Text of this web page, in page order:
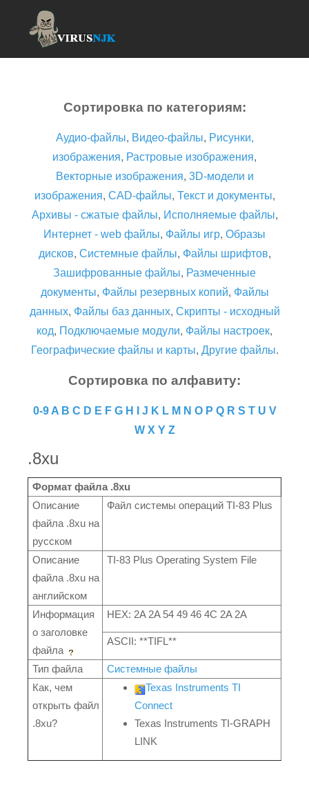
Сортировка по категориям:
Аудио-файлы, Видео-файлы, Рисунки,
изображения, Растровые изображения,
Векторные изображения, 3D-модели и
изображения, CAD-файлы, Текст и документы,
Архивы - сжатые файлы, Исполняемые файлы,
Интернет - web файлы, Файлы игр, Образы
дисков, Системные файлы, Файлы шрифтов,
Зашифрованные файлы, Размеченные
документы, Файлы резервных копий, Файлы
данных, Файлы баз данных, Скрипты - исходный
код, Подключаемые модули, Файлы настроек,
Географические файлы и карты, Другие файлы.
Сортировка по алфавиту:
0-9 A B C D E F G H J K L M N O P Q R S T U V
W X Y Z
.8xu
Формат файла .8xu
Описание
файла .8xu на
русском
Файл системы операций TI-83 Plus
Описание
файла .8xu на
английском
TI-83 Plus Operating System File
Информация
о заголовке
файла
HEX: 2A 2A 54 49 46 4C 2A 2A
ASCII: **TIFL**
Тип файла
Системные файлы
Как, чем
открыть файл
.8xu?
Texas Instruments TI
Connect
Texas Instruments TI-GRAPH
LINK